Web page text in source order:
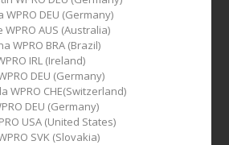
DEU (Germany)
AUS (Australia)
WPRO BRA (Brazil)
IRL (Ireland)
DEU (Germany)
WPRO CHE(Switzerland)
DEU (Germany)
USA (United States)
SVK (Slovakia)